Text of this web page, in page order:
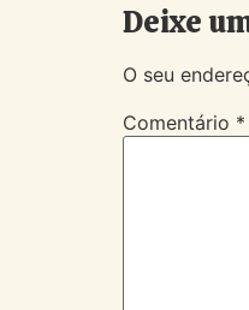
Deixe
O seu
Comentário *